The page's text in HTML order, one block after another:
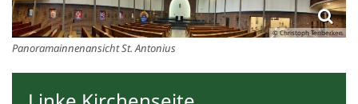
© Christoph Tenberken
Panoramainnenansicht St. Antonius